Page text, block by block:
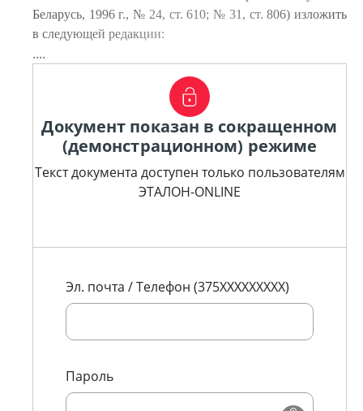
Беларусь, 1996 г., № 24, ст. 610; № 31, ст. 806) изложить
в следующей редакции:
....
Документ показан в сокращенном
(демонстрационном) режиме
Текст документа доступен только пользователям
ЭТАЛОН-ONLINE
Эл. почта / Телефон (375XXXXXXXXX)
Пароль